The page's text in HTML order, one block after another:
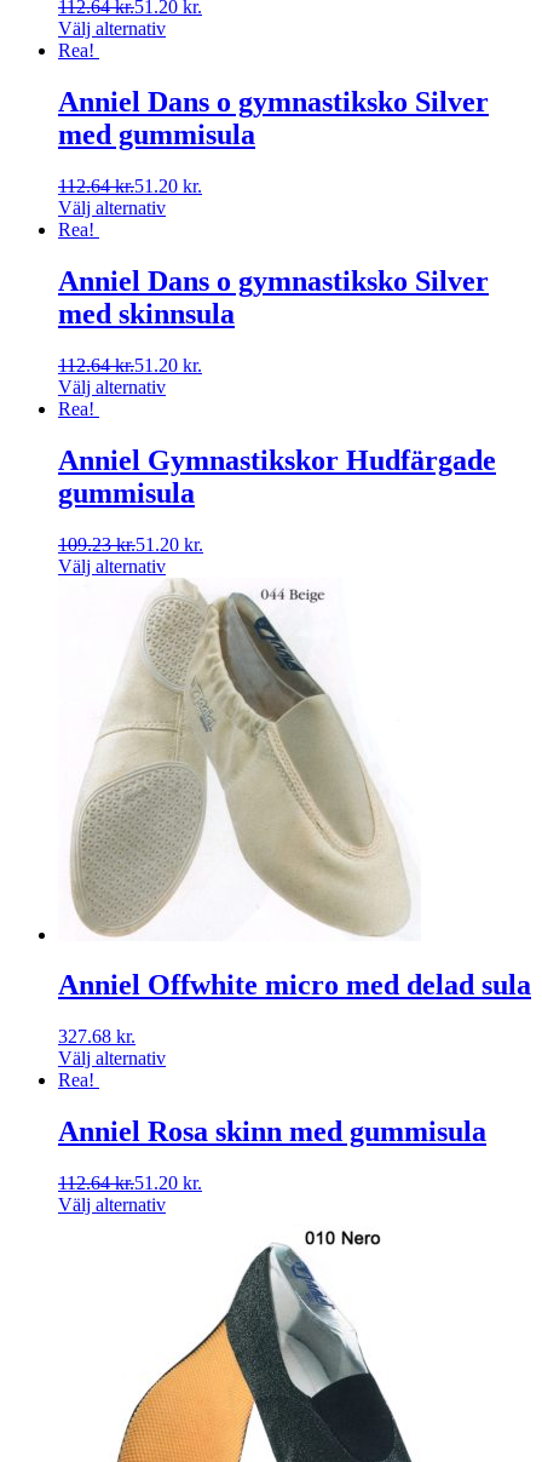
112.64kr.51.20 kr.
Välj alternativ
Rea!
Anniel Dans o gymnastiksko Silver
med gummisula
112.64kr.51.20 kr.
Välj alternativ
Rea!
Anniel Dans o gymnastiksko Silver
med skinnsula
112.64kr.51.20 kr.
Välj alternativ
Rea!
Anniel Gymnastikskor Hudfärgade
gummisula
109.23kr.51.20 kr.
Välj alternativ
Anniel Offwhite micro med delad sula
327.68 kr.
Välj alternativ
Rea!
Anniel Rosa skinn med gummisula
112.64kr.51.20 kr.
Välj alternativ